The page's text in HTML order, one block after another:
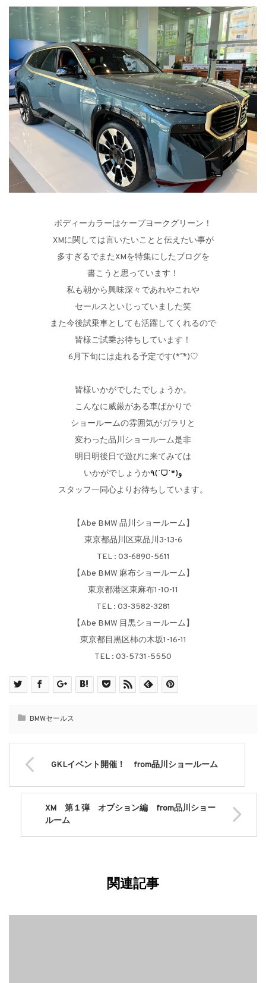
ボディーカラーはケープヨークグリーン！
XMに関しては言いたいことと伝えたい事が
多すぎるでまたXMを特集にしたブログを
書こうと思っています！
私も朝から興味深々であれやこれや
セールスといじっていました笑
また今後試乗車としても活躍してくれるので
皆様ご試乗お待ちしています！
6月下旬には走れる予定です(*´˘`*)♡
皆様いかがでしたでしょうか。
こんなに威厳がある車ばかりで
ショールームの雰囲気がガラリと
変わった品川ショールーム是非
明日明後日で遊びに来てみては
いかがでしょうか
٩(ˊᗜˋ*)و
スタッフ一同心よりお待ちしています。
【Abe BMW 品川ショールーム】
東京都品川区東品川3-13-6
TEL : 03-6890-5611
【Abe BMW 麻布ショールーム】
東京都港区東麻布1-10-11
TEL : 03-3582-3281
【Abe BMW 目黒ショールーム】
東京都目黒区柿の木坂1-16-11
TEL : 03-5731-5550
BMWセールス
GKLイベント開催！ from品川ショールーム
XM 第１弾 オプション編 from品川ショー
ルーム
関連記事